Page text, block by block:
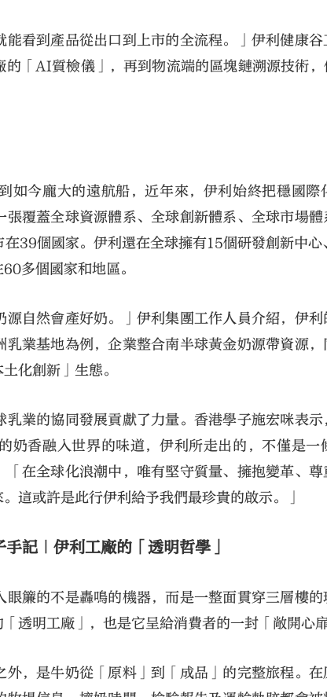
能看到產品從出口到上市的全流程。」伊利健康谷
「AI質檢儀」，再到物流端的區塊鏈溯源技術
如今龐大的遠航船，近年來，伊利始終把穩國際
覆蓋全球資源體系、全球創新體系、全球市場
39個國家。伊利還在全球擁有15個研發創新中
多個國家和地區。
源自然會產好奶。」伊利集團工作人員介紹，伊
業基地為例，企業整合南半球黃金奶源帶資源
化創新」生態。
業的協同發展貢獻了力量。香港學子施宏咪表
奶香融入世界的味道，伊利所走出的，不僅是一
「在全球化浪潮中，唯有堅守質量、擁抱變革、
這或許是此行伊利給予我們最珍貴的啟示。」
手記｜伊利工廠的「透明哲學」
簾的不是轟鳴的機器，而是一整面貫穿三層樓的
透明工廠」，也是它呈給消費者的一封「敞開心扉
，是牛奶從「原料」到「成品」的完整旅程。